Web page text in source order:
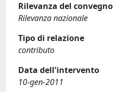
Rilevanza del convegno
Rilevanza nazionale
Tipo di relazione
contributo
Data dell'intervento
10-gen-2011